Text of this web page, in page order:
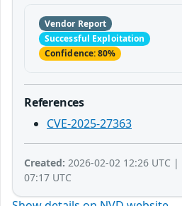
Vendor Report
Successful Exploitation
Confidence: 80%
References
CVE-2025-27363
Created: 2026-02-02 12:26 UTC |
07:17 UTC